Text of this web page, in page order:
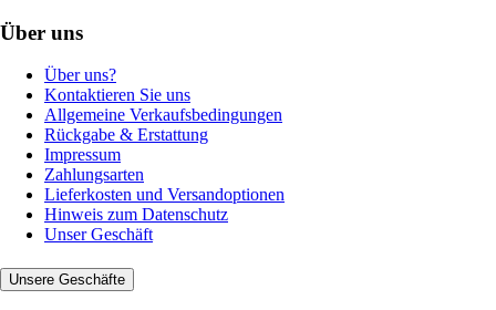
Über uns
Über uns?
Kontaktieren Sie uns
Allgemeine Verkaufsbedingungen
Rückgabe & Erstattung
Impressum
Zahlungsarten
Lieferkosten und Versandoptionen
Hinweis zum Datenschutz
Unser Geschäft
Unsere Geschäfte